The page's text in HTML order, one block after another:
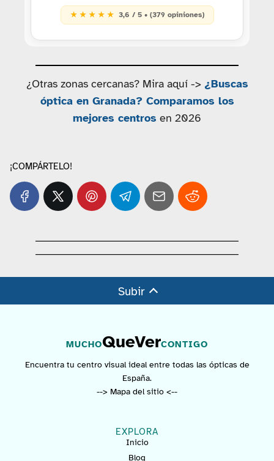
★ ★ ★ ★ ★ 3,6 / 5 • (379 opiniones)
¿Otras zonas cercanas? Mira aquí -> ¿Buscas
óptica en Granada? Comparamos los
mejores centros en 2026
¡COMPÁRTELO!
Subir
MUCHOQueVerCONTIGO
Encuentra tu centro visual ideal entre todas las ópticas de
España.
--> Mapa del sitio <--
EXPLORA
Inicio
Blog